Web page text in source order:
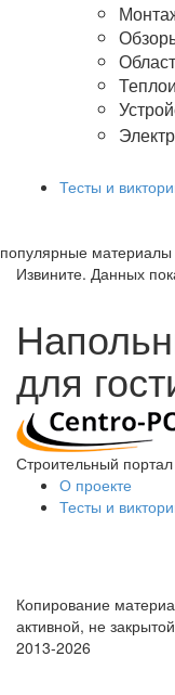
Тесты и
популярные материалы
Извините. Данных
для
Строительный
О проекте
Тесты и
Копирование
активной, не
2013-2026